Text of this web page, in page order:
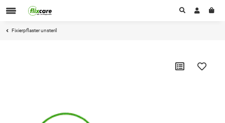
Fixierpflaster unsteril